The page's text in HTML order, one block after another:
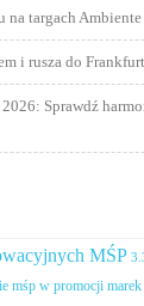
na targach
i rusza do
Sprawdź
MŚP
mśp w promocji